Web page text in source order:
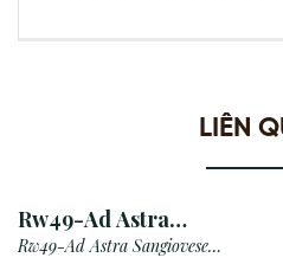
LIÊN
Rw49-Ad Astra
Sangiovese Rubicone Igt
Rw49-Ad Astra Sangiovese